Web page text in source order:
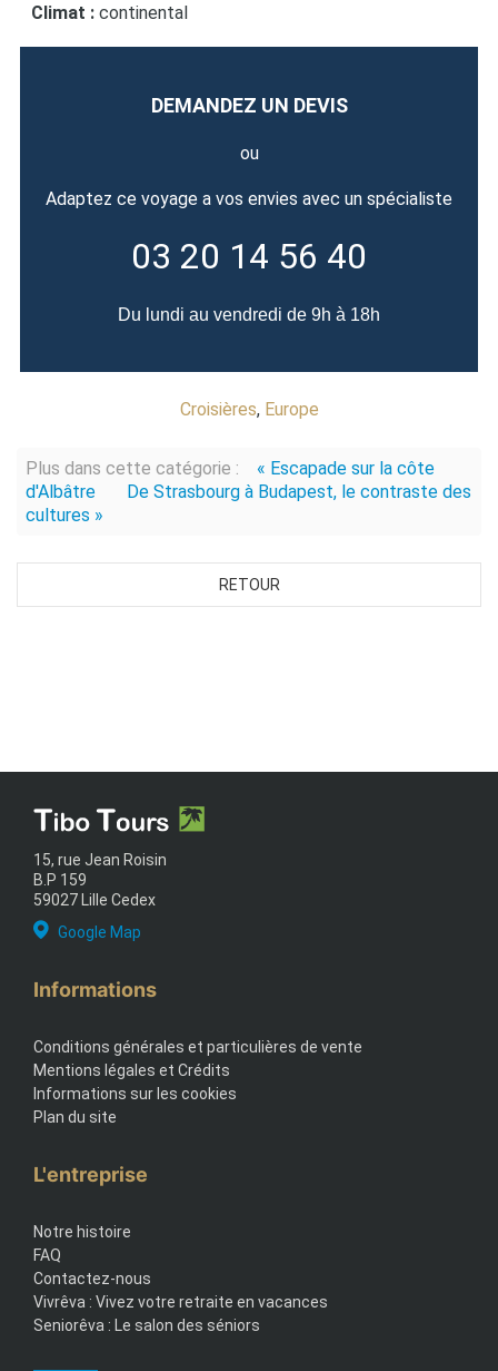
Climat : continental
DEMANDEZ UN DEVIS
ou
Adaptez ce voyage a vos envies avec un spécialiste
03 20 14 56 40
Du lundi au vendredi de 9h à 18h
Croisières, Europe
Plus dans cette catégorie :
« Escapade sur la côte
d'Albâtre
De Strasbourg à Budapest, le contraste des
cultures »
RETOUR
15, rue Jean Roisin
B.P 159
59027 Lille Cedex
Google Map
Informations
Conditions générales et particulières de vente
Mentions légales et Crédits
Informations sur les cookies
Plan du site
L'entreprise
Notre histoire
FAQ
Contactez-nous
Vivrêva : Vivez votre retraite en vacances
Seniorêva : Le salon des séniors